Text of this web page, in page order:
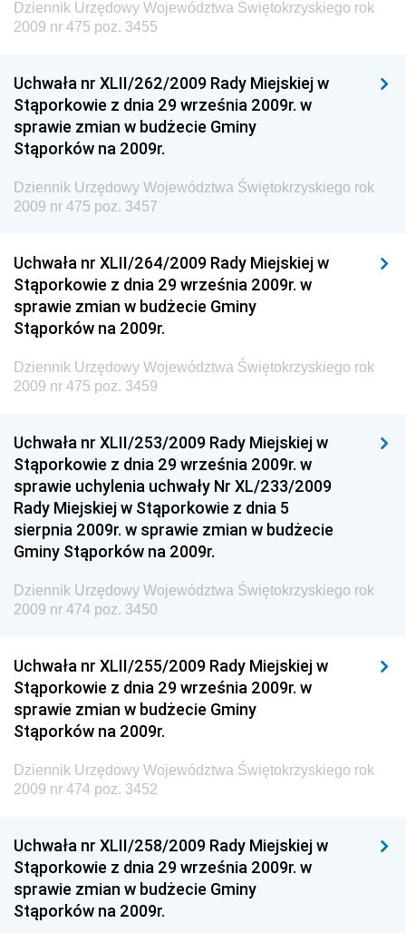
Dziennik Urzędowy Ministra Energii
Dziennik Urzędowy Ministra Sprawiedliwości
Dziennik Urzędowy Ministra Rozwoju i Finansów
Dziennik Urzędowy Wyższego Urzędu Górniczego
Dziennik Urzędowy Prezesa Urzędu Transportu
Kolejowego
Technologii
Dziennik Urzędowy Ministra Inwestycji i Rozwoju
Dziennik Urzędowy Naczelnego Dyrektora Archiwów
Państwowych
Dziennik Urzędowy Ministra Finansów, Inwestycji i
Rozwoju
Dziennik Urzędowy Ministra Sportu
Dziennik Urzędowy Ministra Funduszy i Polityki
Regionalnej
Dziennik Urzędowy Ministra Aktywów Państwowych
Dziennik Urzędowy Ministra Zdrowia
Dziennik Urzędowy Ministra Środowiska i Głównego
Inspektora Ochrony Środowiska
Dziennik Urzędowy Ministerstwa Kultury, Dziedzictwa
Narodowego i Sportu
Dziennik Urzędowy Ministra Finansów, Funduszy i
Dziennik Urzędowy Ministra Rozwoju, Pracy i
Dziennik Urzędowy Ministra Kultury, Dziedzictwa
Narodowego i Sportu
Dziennik Urzędowy Ministra Rodziny i Polityki
Społecznej
Dziennik Urzędowy Województwa Świętokrzyskiego rok
2009 nr 475 poz. 3455
Uchwała nr XLII/262/2009 Rady Miejskiej w
Stąporkowie z dnia 29 września 2009r. w
sprawie zmian w budżecie Gminy
Stąporków na 2009r.
Dziennik Urzędowy Województwa Świętokrzyskiego rok
2009 nr 475 poz. 3457
Uchwała nr XLII/264/2009 Rady Miejskiej w
Stąporkowie z dnia 29 września 2009r. w
sprawie zmian w budżecie Gminy
Stąporków na 2009r.
Dziennik Urzędowy Województwa Świętokrzyskiego rok
2009 nr 475 poz. 3459
Uchwała nr XLII/253/2009 Rady Miejskiej w
Stąporkowie z dnia 29 września 2009r. w
sprawie uchylenia uchwały Nr XL/233/2009
Rady Miejskiej w Stąporkowie z dnia 5
sierpnia 2009r. w sprawie zmian w budżecie
Gminy Stąporków na 2009r.
Dziennik Urzędowy Województwa Świętokrzyskiego rok
2009 nr 474 poz. 3450
Uchwała nr XLII/255/2009 Rady Miejskiej w
Stąporkowie z dnia 29 września 2009r. w
sprawie zmian w budżecie Gminy
Stąporków na 2009r.
Dziennik Urzędowy Województwa Świętokrzyskiego rok
2009 nr 474 poz. 3452
Uchwała nr XLII/258/2009 Rady Miejskiej w
Stąporkowie z dnia 29 września 2009r. w
sprawie zmian w budżecie Gminy
Stąporków na 2009r.